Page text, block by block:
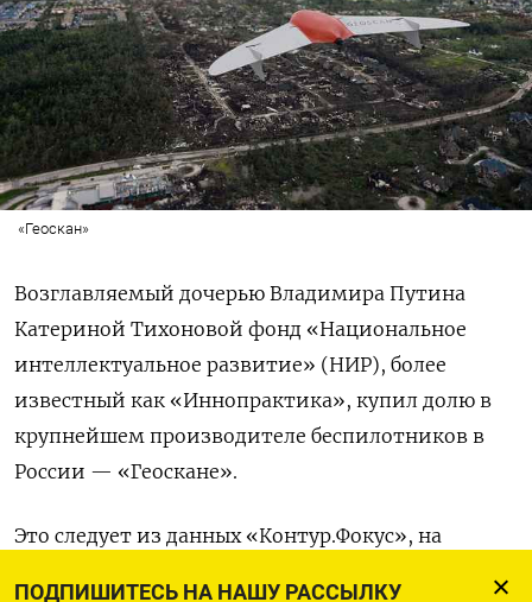
ПОДПИШИТЕСЬ НА НАШУ РАССЫЛКУ
«Геоскан»
Возглавляемый дочерью Владимира Путина
Катериной Тихоновой фонд «Национальное
интеллектуальное развитие» (НИР), более
известный как «Иннопрактика», купил долю в
крупнейшем производителе беспилотников в
России — «Геоскане».
Это следует из данных «Контур.Фокус», на